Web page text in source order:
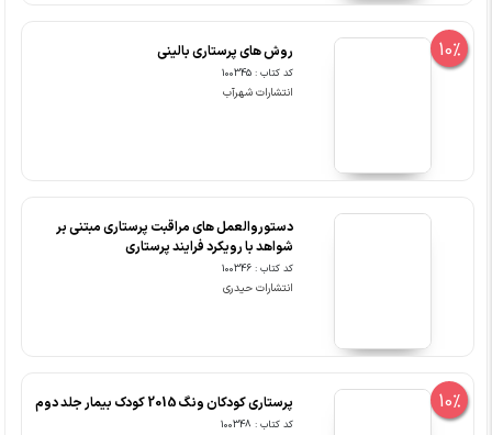
10% روش های پرستاری بالینی
کد کتاب : 100345
انتشارات شهرآب
دستوروالعمل های مراقبت پرستاری مبتنی بر
شواهد با رویکرد فرایند پرستاری
کد کتاب : 100346
انتشارات حیدری
10% پرستاری کودکان ونگ 2015 کودک بیمار جلد دوم
کد کتاب : 100348